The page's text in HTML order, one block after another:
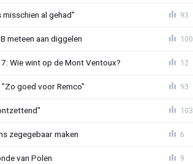
al gehad" 93
meteen aan diggelen 100
Wie wint op de Mont Ventoux? 12
goed voor Remco" 93
103
zegegebaar maken 6
van Polen 9